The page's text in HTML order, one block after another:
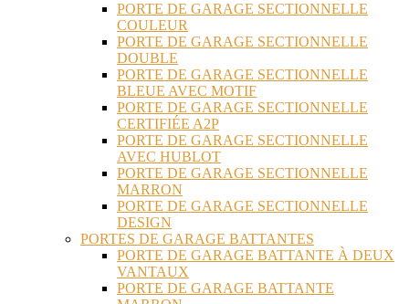
PORTE DE GARAGE SECTIONNELLE
COULEUR
PORTE DE GARAGE SECTIONNELLE
DOUBLE
PORTE DE GARAGE SECTIONNELLE
BLEUE AVEC MOTIF
PORTE DE GARAGE SECTIONNELLE
CERTIFIÉE A2P
PORTE DE GARAGE SECTIONNELLE
AVEC HUBLOT
PORTE DE GARAGE SECTIONNELLE
MARRON
PORTE DE GARAGE SECTIONNELLE
DESIGN
PORTES DE GARAGE BATTANTES
PORTE DE GARAGE BATTANTE À DEUX
VANTAUX
PORTE DE GARAGE BATTANTE